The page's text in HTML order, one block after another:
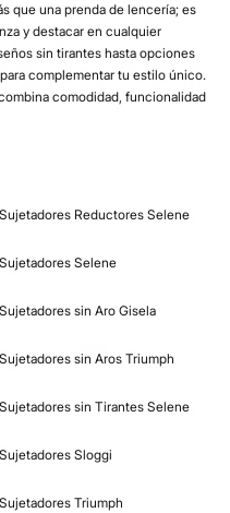
que una prenda de lencería; es
y destacar en cualquier
sin tirantes hasta opciones
complementar tu estilo único.
comodidad, funcionalidad
Sujetadores Reductores Selene
Sujetadores Selene
Sujetadores sin Aro Gisela
Sujetadores sin Aros Triumph
Sujetadores sin Tirantes Selene
Sujetadores Sloggi
Sujetadores Triumph